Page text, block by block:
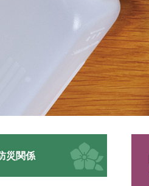
災関係